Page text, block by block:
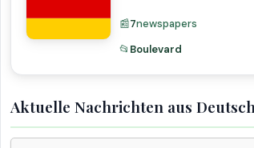
📰7newspapers
📂 Boulevard
Aktuelle Nachrichten aus